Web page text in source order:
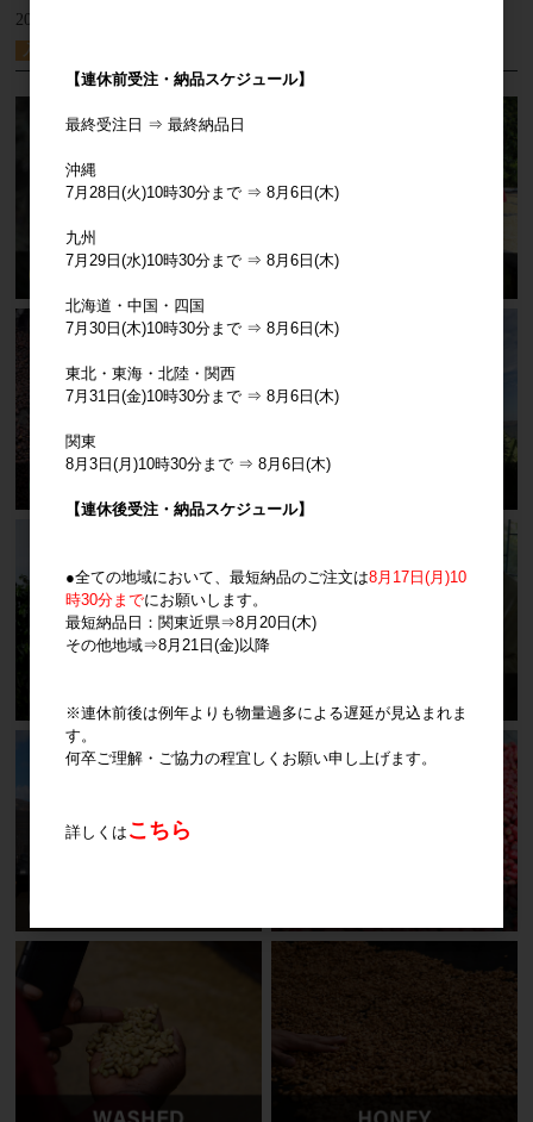
2026-03-12
入荷情報
【連休前受注・納品スケジュール】
最終受注日 ⇒ 最終納品日
沖縄
7月28日(火)10時30分まで ⇒ 8月6日(木)
九州
7月29日(水)10時30分まで ⇒ 8月6日(木)
北海道・中国・四国
7月30日(木)10時30分まで ⇒ 8月6日(木)
東北・東海・北陸・関西
7月31日(金)10時30分まで ⇒ 8月6日(木)
関東
8月3日(月)10時30分まで ⇒ 8月6日(木)
【連休後受注・納品スケジュール】
●全ての地域において、最短納品のご注文は8月17日(月)10
時30分までにお願いします。
最短納品日：関東近県⇒8月20日(木)
その他地域⇒8月21日(金)以降
※連休前後は例年よりも物量過多による遅延が見込まれま
す。
何卒ご理解・ご協力の程宜しくお願い申し上げます。
詳しくは こちら